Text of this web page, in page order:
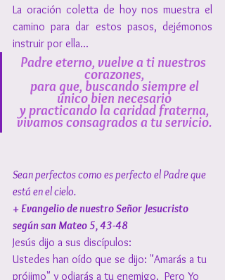
La oración coletta de hoy nos muestra el
camino para dar estos pasos, dejémonos
instruir por ella...
Padre eterno, vuelve a ti nuestros
corazones,
único bien necesario
y practicando la caridad fraterna,
vivamos consagrados a tu servicio.
Sean perfectos como es perfecto el Padre que
está en el cielo.
+ Evangelio de nuestro Señor Jesucristo
según san Mateo 5, 43-48
Jesús dijo a sus discípulos:
Ustedes han oído que se dijo: "Amarás a tu
prójimo" y odiarás a tu enemigo.  Pero Yo